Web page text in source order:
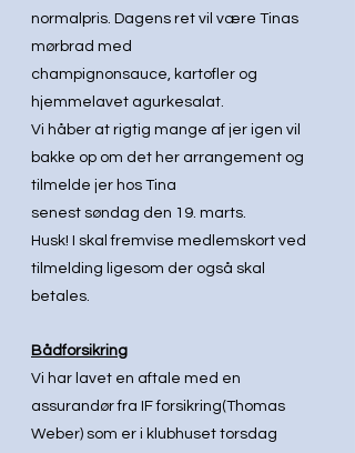
normalpris. Dagens ret vil være Tinas
mørbrad med
champignonsauce, kartofler og
hjemmelavet agurkesalat.
Vi håber at rigtig mange af jer igen vil
bakke op om det her arrangement og
tilmelde jer hos Tina
senest søndag den 19. marts.
Husk! I skal fremvise medlemskort ved
tilmelding ligesom der også skal
betales.
Bådforsikring
Vi har lavet en aftale med en
assurandør fra IF forsikring(Thomas
Weber) som er i klubhuset torsdag